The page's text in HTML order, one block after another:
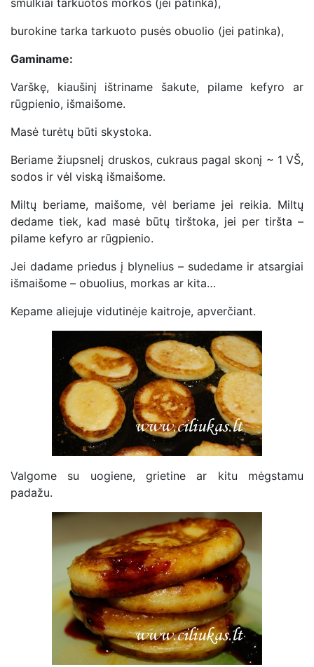
burokine tarka tarkuoto pusės obuolio (jei patinka),
Gaminame:
Varškę, kiaušinį ištriname šakute, pilame kefyro ar
rūgpienio, išmaišome.
Masė turėtų būti skystoka.
Beriame žiupsnelį druskos, cukraus pagal skonį ~ 1 VŠ,
sodos ir vėl viską išmaišome.
Miltų beriame, maišome, vėl beriame jei reikia. Miltų
dedame tiek, kad masė būtų tirštoka, jei per tiršta –
pilame kefyro ar rūgpienio.
Jei dadame priedus į blynelius – sudedame ir atsargiai
išmaišome – obuolius, morkas ar kita…
Kepame aliejuje vidutinėje kaitroje, apverčiant.
Valgome su uogiene, grietine ar kitu mėgstamu
padažu.